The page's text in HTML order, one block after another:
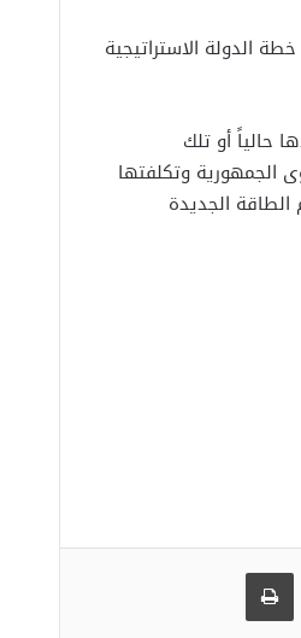
الدولة الاستراتيجية
حالياً أو تلك
الجمهورية وتكلفتها
الطاقة الجديدة